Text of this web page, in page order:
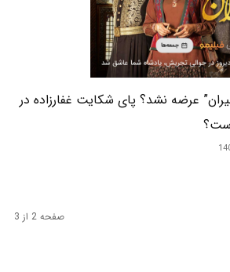
عرضه نشد؟ پای شکایت غفارزاده در
صفحه 2 از 3